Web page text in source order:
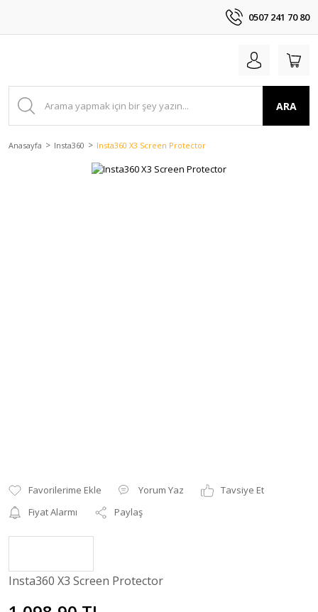
0507 241 70 80
ARA
Anasayfa Insta360 Insta360 X3 Screen Protector
Yorum Yaz
Tavsiye Et
Fiyat Alarmı
Paylaş
Insta360 X3 Screen Protector